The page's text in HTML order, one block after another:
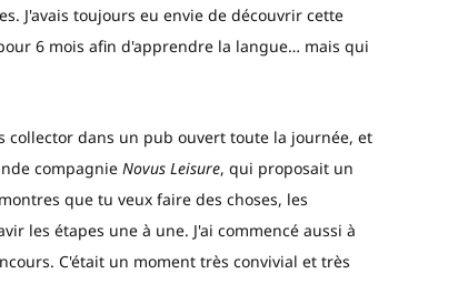
J'avais toujours eu envie de découvrir cette
6 mois afin d'apprendre la langue… mais qui
collector dans un pub ouvert toute la journée, et
compagnie Novus Leisure, qui proposait un
que tu veux faire des choses, les
les étapes une à une. J'ai commencé aussi à
C'était un moment très convivial et très